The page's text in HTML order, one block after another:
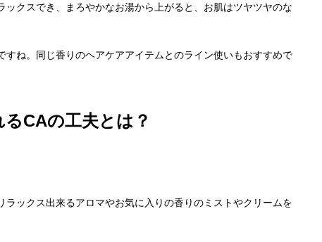
クスでき、まろやかなお湯から上がると、お肌はツヤツヤのな
ね。同じ香りのヘアケアアイテムとのライン使いもおすすめで
CAの工夫とは？
ックス出来るアロマやお気に入りの香りのミストやクリームを